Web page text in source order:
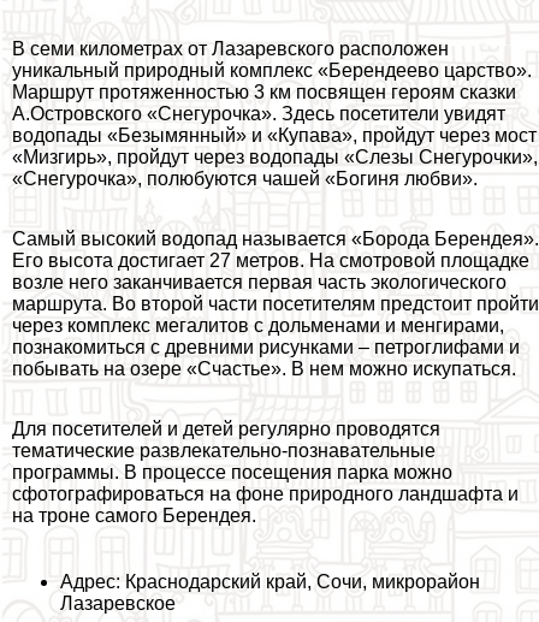
В семи километрах от Лазаревского расположен
уникальный природный комплекс «Берендеево царство».
Маршрут протяженностью 3 км посвящен героям сказки
А.Островского «Снегурочка». Здесь посетители увидят
водопады «Безымянный» и «Купава», пройдут через мост
«Мизгирь», пройдут через водопады «Слезы Снегурочки»,
«Снегурочка», полюбуются чашей «Богиня любви».
Самый высокий водопад называется «Борода Берендея».
Его высота достигает 27 метров. На смотровой площадке
возле него заканчивается первая часть экологического
маршрута. Во второй части посетителям предстоит пройти
через комплекс мегалитов с дольменами и менгирами,
познакомиться с древними рисунками – петроглифами и
побывать на озере «Счастье». В нем можно искупаться.
Для посетителей и детей регулярно проводятся
тематические развлекательно-познавательные
программы. В процессе посещения парка можно
сфотографироваться на фоне природного ландшафта и
на троне самого Берендея.
Адрес: Краснодарский край, Сочи, микрорайон
Лазаревское